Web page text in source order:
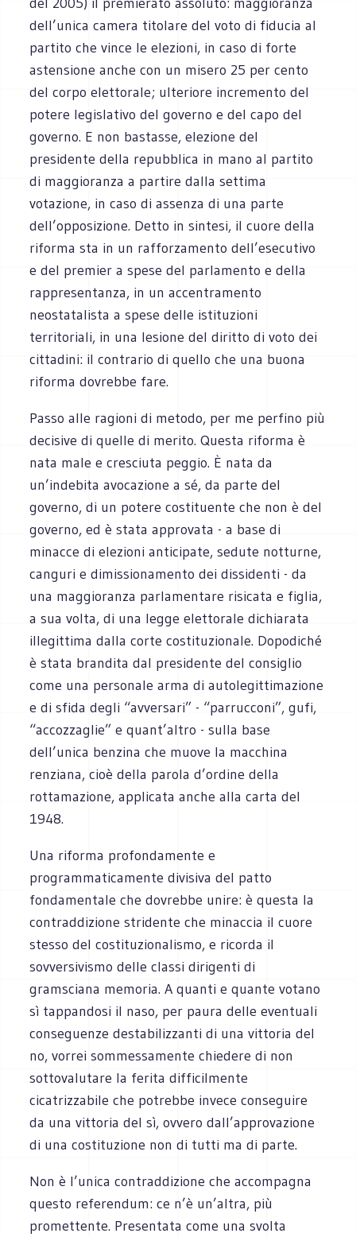
dell’unica camera titolare del voto di fiducia al
partito che vince le elezioni, in caso di forte
astensione anche con un misero 25 per cento
del corpo elettorale; ulteriore incremento del
potere legislativo del governo e del capo del
governo. E non bastasse, elezione del
presidente della repubblica in mano al partito
di maggioranza a partire dalla settima
votazione, in caso di assenza di una parte
dell’opposizione. Detto in sintesi, il cuore della
riforma sta in un rafforzamento dell’esecutivo
e del premier a spese del parlamento e della
rappresentanza, in un accentramento
neostatalista a spese delle istituzioni
territoriali, in una lesione del diritto di voto dei
cittadini: il contrario di quello che una buona
riforma dovrebbe fare.
Passo alle ragioni di metodo, per me perfino più
decisive di quelle di merito. Questa riforma è
nata male e cresciuta peggio. È nata da
un’indebita avocazione a sé, da parte del
governo, di un potere costituente che non è del
governo, ed è stata approvata - a base di
minacce di elezioni anticipate, sedute notturne,
canguri e dimissionamento dei dissidenti - da
una maggioranza parlamentare risicata e figlia,
a sua volta, di una legge elettorale dichiarata
illegittima dalla corte costituzionale. Dopodiché
è stata brandita dal presidente del consiglio
come una personale arma di autolegittimazione
e di sfida degli “avversari” - “parrucconi”, gufi,
“accozzaglie” e quant’altro - sulla base
dell’unica benzina che muove la macchina
renziana, cioè della parola d’ordine della
rottamazione, applicata anche alla carta del
1948.
Una riforma profondamente e
programmaticamente divisiva del patto
fondamentale che dovrebbe unire: è questa la
contraddizione stridente che minaccia il cuore
stesso del costituzionalismo, e ricorda il
sovversivismo delle classi dirigenti di
gramsciana memoria. A quanti e quante votano
sì tappandosi il naso, per paura delle eventuali
conseguenze destabilizzanti di una vittoria del
no, vorrei sommessamente chiedere di non
sottovalutare la ferita difficilmente
cicatrizzabile che potrebbe invece conseguire
da una vittoria del sì, ovvero dall’approvazione
di una costituzione non di tutti ma di parte.
Non è l’unica contraddizione che accompagna
questo referendum: ce n’è un’altra, più
promettente. Presentata come una svolta